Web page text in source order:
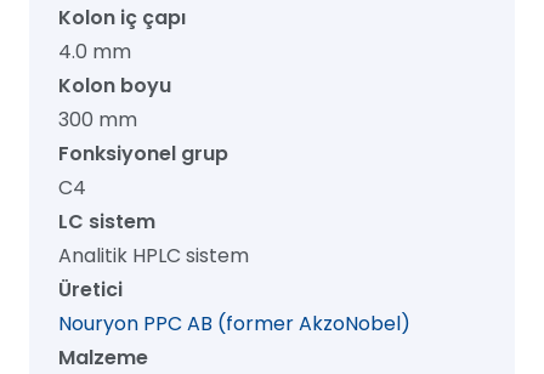
µm,
mm
300
mm,
1/pk
adet
Kolon iç çapı
4.0 mm
Kolon boyu
300 mm
Fonksiyonel grup
C4
LC sistem
Analitik HPLC sistem
Üretici
Nouryon PPC AB (former AkzoNobel)
Malzeme